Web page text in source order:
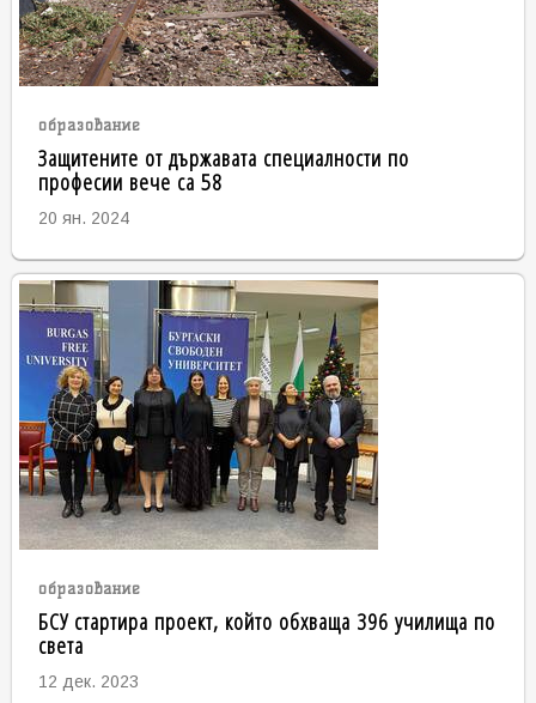
образование
Защитените от държавата специалности по
професии вече са 58
20 ян. 2024
образование
БСУ стартира проект, който обхваща 396 училища по
света
12 дек. 2023